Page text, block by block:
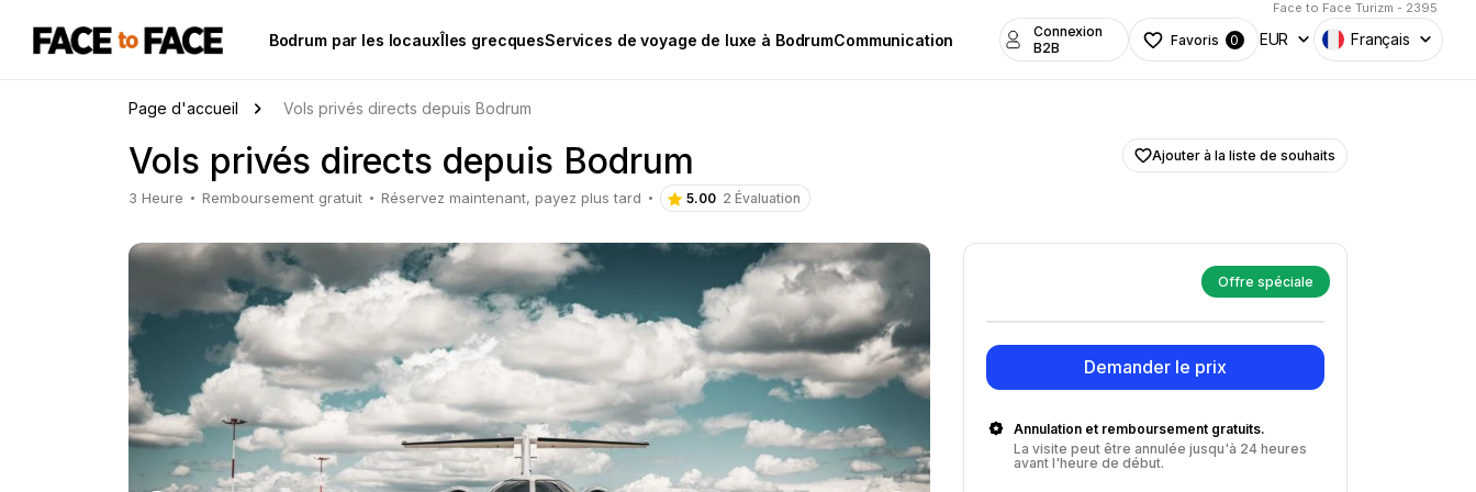
Face to Face Turizm - 2395
Bodrum par les locauxÎles grecquesServices de voyage de luxe à BodrumCommunication
Connexion
B2B
Favoris 0 EUR Français
Page d'accueil Vols privés directs depuis Bodrum
Vols privés directs depuis Bodrum
3 Heure Remboursement gratuit Réservez maintenant, payez plus tard 5.00 2 Évaluation
Ajouter à la liste de souhaits
Offre spéciale
Demander le prix
Annulation et remboursement gratuits.
La visite peut être annulée jusqu'à 24 heures
avant l'heure de début.